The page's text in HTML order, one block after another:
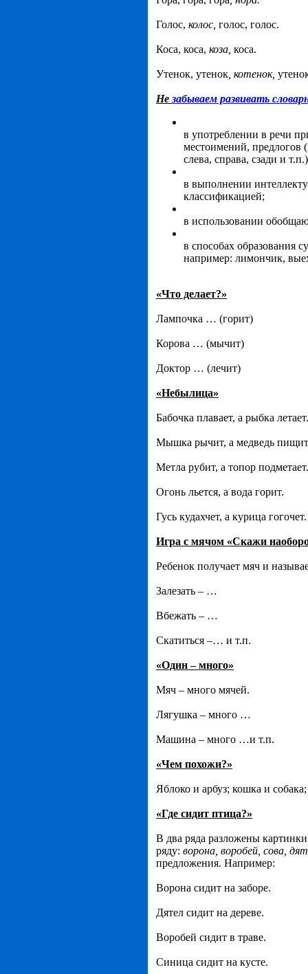
Голос, колос, голос, голос.
Коса, коса, коза, коса.
Утенок, утенок , котенок,
Не забываем развивать
в употреблении в речи
местоимений, предлогов
слева, справа, сзади и
в выполнении
классификацией;
в использовании
в способах образования
например: лимончик,
«Что делает?»
Лампочка … (горит)
Корова … (мычит)
Доктор … (лечит)
«Небылица»
Бабочка плавает, а рыбка летает.
Мышка рычит, а медведь
Метла рубит, а топор подметает.
Огонь льется, а вода горит.
Гусь кудахчет, а курица гогочет.
Игра с мячом «Скажи
Ребенок получает мяч и
Залезать – …
Вбежать – …
Скатиться –… и т.п.
«Один – много»
Мяч – много мячей.
Лягушка – много …
Машина – много …и т.п.
«Чем похожи?»
Яблоко и арбуз; кошка и
«Где сидит птица?»
В два ряда разложены
ряду: ворона, воробей, сова,
предложения. Например:
Ворона сидит на заборе.
Дятел сидит на дереве.
Воробей сидит в траве.
Синица сидит на кусте.